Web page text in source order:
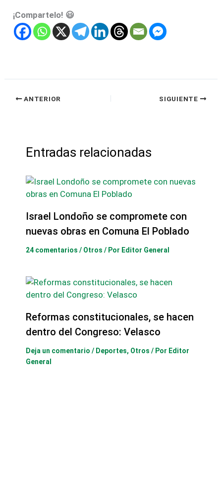
¡Compartelo! 😃
ANTERIOR SIGUIENTE
Entradas relacionadas
Israel Londoño se compromete con
nuevas obras en Comuna El Poblado
24 comentarios / Otros / Por Editor General
Reformas constitucionales, se hacen
dentro del Congreso: Velasco
Deja un comentario / Deportes, Otros / Por Editor
General